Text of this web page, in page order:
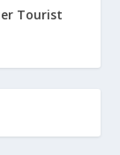
Tourist